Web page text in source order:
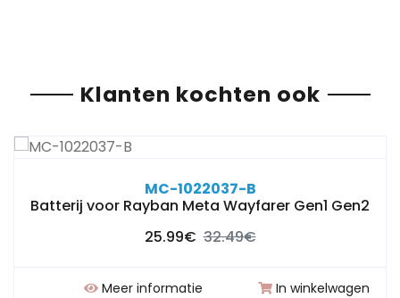
Klanten kochten ook
MC-1022037-B
Batterij voor Rayban Meta Wayfarer Gen1 Gen2
25.99€ 32.49€
Meer informatie In winkelwagen